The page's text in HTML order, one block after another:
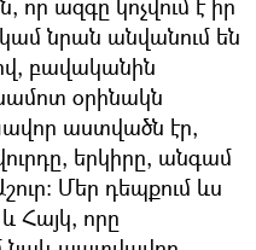
որ ազգը կոչվում է իր
նրան անվանում են
բավականին
օրինակն
աստվածն էր,
երկիրը, անգամ
Մեր դեպքում ևս
Հայկ, որը